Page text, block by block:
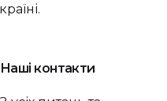
Наші контакти